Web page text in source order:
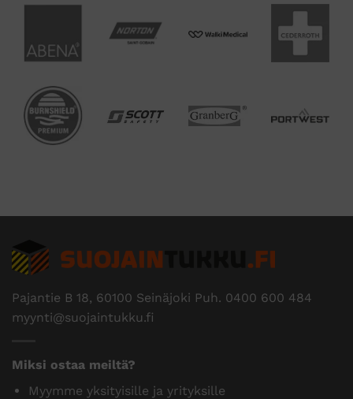
Pajantie B 18, 60100 Seinäjoki Puh. 0400 600 484
myynti@suojaintukku.fi
Miksi ostaa meiltä?
Myymme yksityisille ja yrityksille